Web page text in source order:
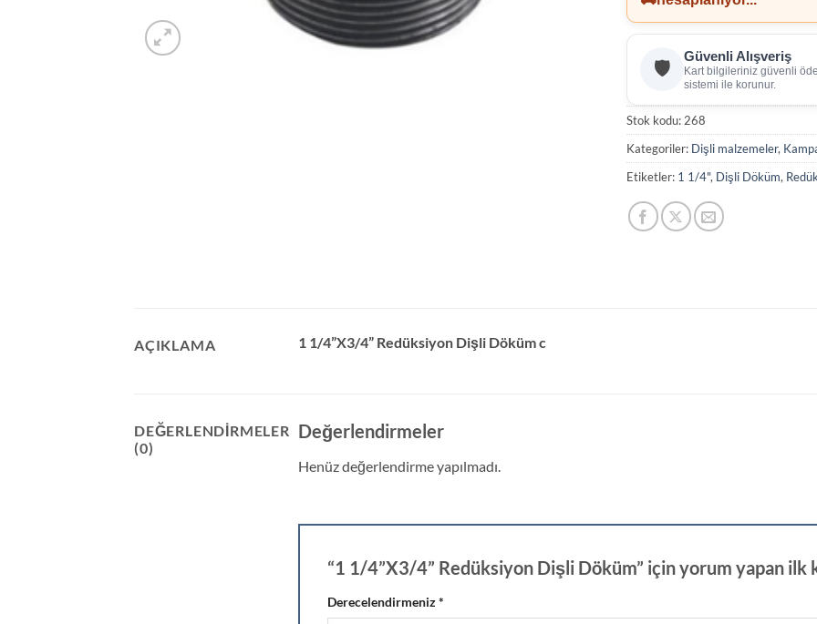
🛡️
Güvenli Alışveriş
Kart bilgileriniz güvenli
sistemi ile korunur.
Stok kodu: 268
Kategoriler: Dişli malzemeler,
Etiketler: 1 1/4", Dişli Döküm,
AÇIKLAMA 1 1/4”X3/4” Redüksiyon Dişli Döküm c
DEĞERLENDIRMELER
(0)
Değerlendirmeler
Henüz değerlendirme yapılmadı.
“1 1/4”X3/4” Redüksiyon Dişli Döküm” için yorum yapan ilk
Derecelendirmeniz*